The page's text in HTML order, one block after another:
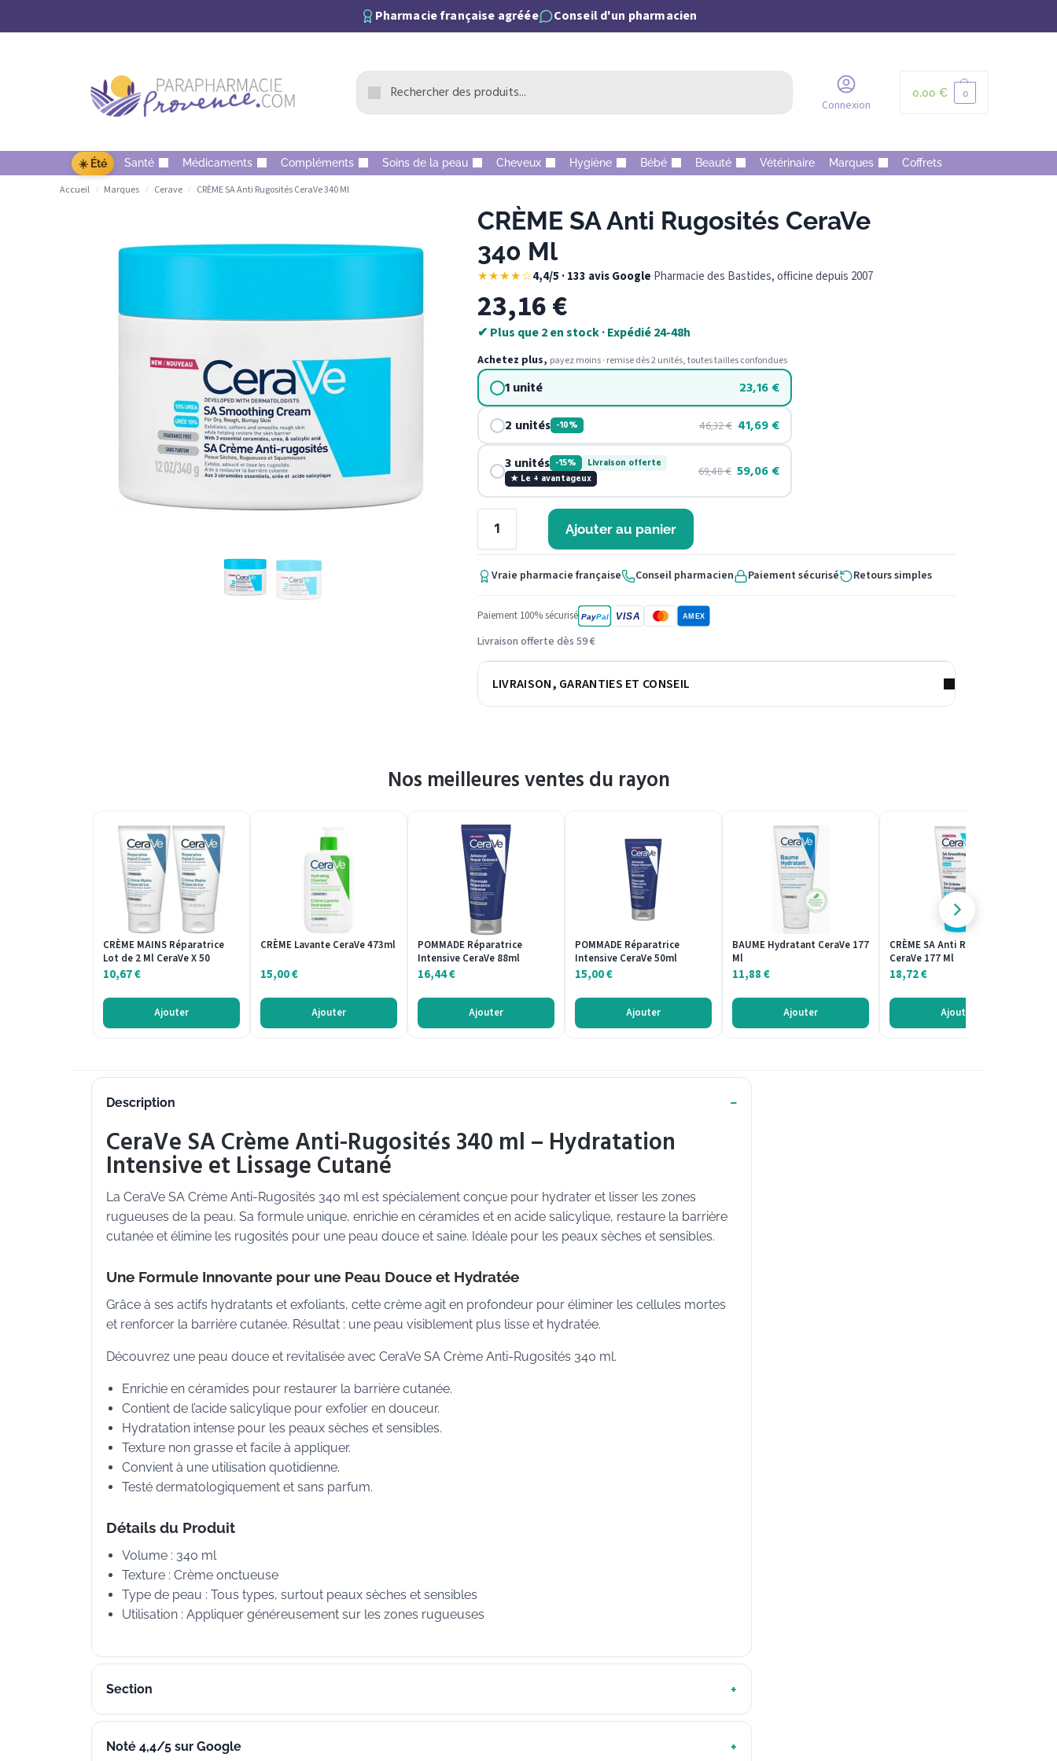
Pharmacie française agréée Conseil d'un pharmacien
Connexion
0,00 € 0
☀️ Été Santé Médicaments Compléments Soins de la peau Cheveux Hygiène Bébé Beauté Vétérinaire Marques Coffrets
Accueil / Marques / Cerave / CRÈME SA Anti Rugosités CeraVe 340 Ml
CRÈME SA Anti Rugosités CeraVe
340 Ml
★★★★☆4,4/5 · 133 avis Google·Pharmacie des Bastides, officine depuis 2007
23,16€
✔ Plus que 2 en stock · Expédié 24-48h
Achetez plus, payez moins · remise dès 2 unités, toutes tailles confondues
1 unité 23,16€
2 unités -10% 46,32€ 41,69€
3 unités -15%
Livraison offerte
★ Le + avantageux
69,48€ 59,06€
Ajouter au panier
Vraie pharmacie française Conseil pharmacien Paiement sécurisé Retours simples
Paiement 100% sécurisé PayPal VISA AMEX
Livraison offerte dès 59 €
LIVRAISON, GARANTIES ET CONSEIL
Nos meilleures ventes du rayon
CRÈME MAINS Réparatrice
Lot de 2 Ml CeraVe X 50
10,67€
Ajouter
CRÈME Lavante CeraVe 473ml
15,00€
Ajouter
POMMADE Réparatrice
Intensive CeraVe 88ml
16,44€
Ajouter
POMMADE Réparatrice
Intensive CeraVe 50ml
15,00€
Ajouter
BAUME Hydratant CeraVe 177
Ml
11,88€
Ajouter
CRÈME SA Anti Rugosités
CeraVe 177 Ml
18,72€
Ajouter
Description
CeraVe SA Crème Anti-Rugosités 340 ml – Hydratation
Intensive et Lissage Cutané
La CeraVe SA Crème Anti-Rugosités 340 ml est spécialement conçue pour hydrater et lisser les zones
rugueuses de la peau. Sa formule unique, enrichie en céramides et en acide salicylique, restaure la barrière
cutanée et élimine les rugosités pour une peau douce et saine. Idéale pour les peaux sèches et sensibles.
Une Formule Innovante pour une Peau Douce et Hydratée
Grâce à ses actifs hydratants et exfoliants, cette crème agit en profondeur pour éliminer les cellules mortes
et renforcer la barrière cutanée. Résultat : une peau visiblement plus lisse et hydratée.
Découvrez une peau douce et revitalisée avec CeraVe SA Crème Anti-Rugosités 340 ml.
Enrichie en céramides pour restaurer la barrière cutanée.
Contient de l’acide salicylique pour exfolier en douceur.
Hydratation intense pour les peaux sèches et sensibles.
Texture non grasse et facile à appliquer.
Convient à une utilisation quotidienne.
Testé dermatologiquement et sans parfum.
Détails du Produit
Volume : 340 ml
Texture : Crème onctueuse
Type de peau : Tous types, surtout peaux sèches et sensibles
Utilisation : Appliquer généreusement sur les zones rugueuses
Section
Noté 4,4/5 sur Google